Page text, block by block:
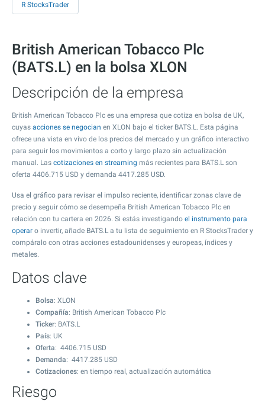
R StocksTrader
British American Tobacco Plc
(BATS.L) en la bolsa XLON
Descripción de la empresa
British American Tobacco Plc es una empresa que cotiza en bolsa de UK,
cuyas acciones se negocian en XLON bajo el ticker BATS.L. Esta página
ofrece una vista en vivo de los precios del mercado y un gráfico interactivo
para seguir los movimientos a corto y largo plazo sin actualización
manual. Las cotizaciones en streaming más recientes para BATS.L son
oferta 4406.715 USD y demanda 4417.285 USD.
Usa el gráfico para revisar el impulso reciente, identificar zonas clave de
precio y seguir cómo se desempeña British American Tobacco Plc en
relación con tu cartera en 2026. Si estás investigando el instrumento para
operar o invertir, añade BATS.L a tu lista de seguimiento en R StocksTrader y
compáralo con otras acciones estadounidenses y europeas, índices y
metales.
Datos clave
Bolsa: XLON
Compañía: British American Tobacco Plc
Ticker: BATS.L
País: UK
Oferta: 4406.715 USD
Demanda: 4417.285 USD
Cotizaciones: en tiempo real, actualización automática
Riesgo